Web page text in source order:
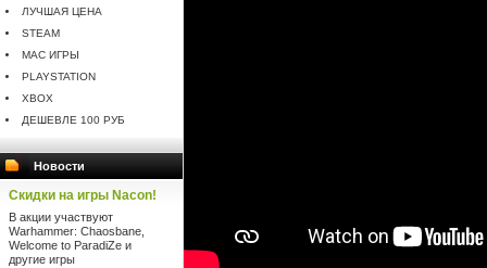
ЛУЧШАЯ ЦЕНА
STEAM
MAC ИГРЫ
PLAYSTATION
XBOX
ДЕШЕВЛЕ 100 РУБ
Новости
Скидки на игры Nacon!
В акции участвуют
Warhammer: Chaosbane,
Welcome to ParadiZe и
другие игры